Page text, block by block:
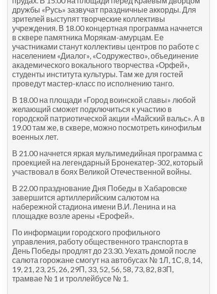
дружбы «Русь» зазвучат праздничные аккорды. Для
зрителей выступят творческие коллективы
учреждения. В 18.00 концертная программа начнется
в сквере памятника Морякам-амурцам. Ее
участниками станут коллективы центров по работе с
населением «Диалог», «Содружество», объединение
академического вокального творчества «Орфей»,
студенты института культуры. Там же для гостей
проведут мастер-класс по исполнению танго.
В 18.00 на площади «Город воинской славы» любой
желающий сможет подключиться к участию в
городской патриотической акции «Майский вальс». А в
19.00 там же, в сквере, можно посмотреть кинофильм
военных лет.
В 21.00 начнется яркая мультимедийная программа с
проекцией на легендарный Бронекатер-302, который
участвовал в боях Великой Отечественной войны.
В 22.00 празднование Дня Победы в Хабаровске
завершится артиллерийским салютом на
набережной стадиона имени В.И. Ленина и на
площадке возле арены «Ерофей».
По информации городского профильного
управления, работу общественного транспорта в
День Победы продлят до 23.30. Уехать домой после
салюта горожане смогут на автобусах № 1Л, 1С, 8, 14,
19, 21, 23, 25, 26, 29П, 33, 52, 56, 58, 73, 82, 83П,
трамвае № 1 и троллейбусе № 1.